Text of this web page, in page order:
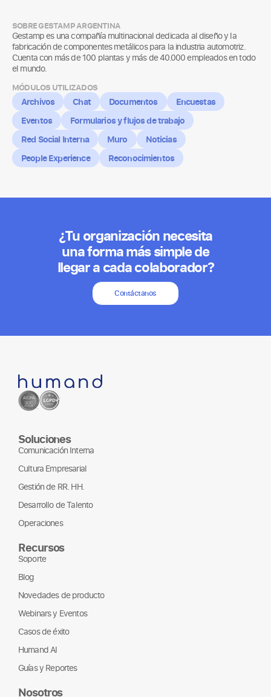
SOBRE GESTAMP ARGENTINA
Gestamp es una compañía multinacional dedicada al diseño y la
fabricación de componentes metálicos para la industria automotriz.
Cuenta con más de 100 plantas y más de 40.000 empleados en todo
el mundo.
MÓDULOS UTILIZADOS
Archivos Chat Documentos
Encuestas
Eventos
Formularios y flujos de trabajo
Red Social Interna
Muro
Noticias
People Experience
Reconocimientos
¿Tu organización necesita
una forma más simple de
llegar a cada colaborador?
Contáctanos
Soluciones
Comunicación Interna
Cultura Empresarial
Gestión de RR. HH.
Desarrollo de Talento
Operaciones
Recursos
Soporte
Blog
Novedades de producto
Webinars y Eventos
Casos de éxito
Humand AI
Guías y Reportes
Nosotros